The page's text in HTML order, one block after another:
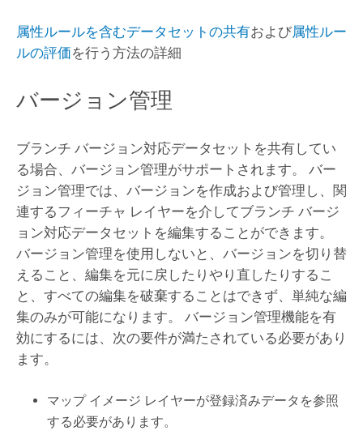
属性ルールを含むデータセットの共有および属性ルー
ルの評価を行う方法の詳細
バージョン管理
ブランチ バージョン対応データセットを共有してい
る場合、バージョン管理がサポートされます。 バー
ジョン管理では、バージョンを作成および管理し、関
連するフィーチャ レイヤーを介してブランチ バージ
ョン対応データセットを編集することができます。
バージョン管理を使用しないと、バージョンを切り替
えること、編集を元に戻したりやり直したりするこ
と、すべての編集を破棄することはできず、単純な編
集のみが可能になります。 バージョン管理機能を有
効にするには、次の要件が満たされている必要があり
ます。
マップ イメージ レイヤーが登録済みデータを参照
する必要があります。